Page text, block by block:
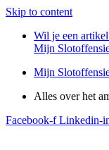
Skip to content
Wil je een
Mijn
Mijn
Alles over het
Facebook-f Linkedin-